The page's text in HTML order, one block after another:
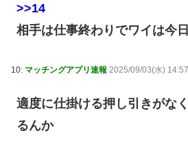
>>14
相手は仕事終わりでワイは今
10: マッチングアプリ速報 2025/09/03(水)
適度に仕掛ける押し引きがな
るんか